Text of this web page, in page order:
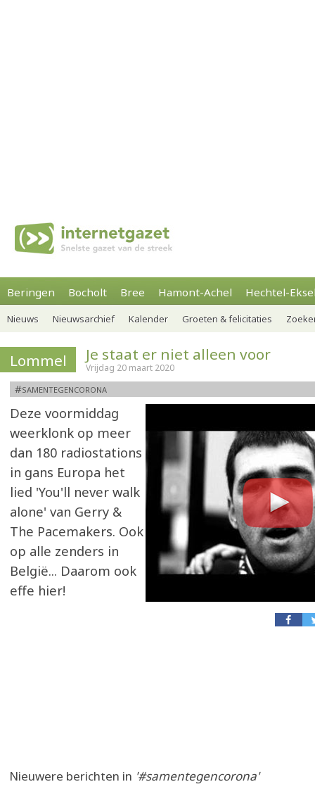
Beringen Bocholt Bree Hamont-Achel Hechtel-
Nieuws Nieuwsarchief Kalender Groeten & felicitaties
Lommel Je staat er niet alleen voor
Vrijdag 20 maart 2020
#samentegencorona
Deze voormiddag
weerklonk op meer
dan 180 radiostations
in gans Europa het
lied 'You'll never walk
alone' van Gerry &
The Pacemakers. Ook
op alle zenders in
België... Daarom ook
effe hier!
Nieuwere berichten in '#samentegencorona'